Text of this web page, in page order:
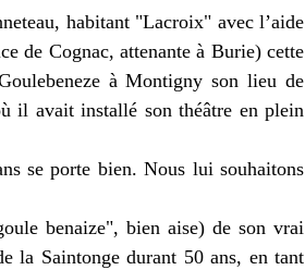
habitant "Lacroix" avec l’aide
de Cognac, attenante à Burie) cette
à Montigny son lieu de
il avait installé son théâtre en plein
se porte bien. Nous lui souhaitons
benaize", bien aise) de son vrai
la Saintonge durant 50 ans, en tant